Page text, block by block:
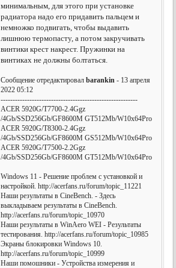
минимальным, для этого при установке
радиатора надо его придавить пальцем и
немножко подвигать, чтобы выдавить
лишнюю термопасту, а потом закручивать
винтики крест накрест. Пружинки на
винтиках не должны болтаться.
Сообщение отредактировалbarankin - 13 апреля
2022 05:12
---------------------------------------------------------
ACER 5920G/T7700-2.4Ggz
/4Gb/SSD256Gb/GF8600M GT512Mb/W10x64Pro
ACER 5920G/T8300-2.4Ggz
/4Gb/SSD256Gb/GF8600M GS512Mb/W10x64Pro
ACER 5920G/T7500-2.2Ggz
/4Gb/SSD256Gb/GF8600M GT512Mb/W10x64Pro
Windows 11 - Решение проблем с установкой и
настройкой. http://acerfans.ru/forum/topic_11221
Наши результаты в CineBench. - Здесь
выкладываем результаты в CineBench.
http://acerfans.ru/forum/topic_10970
Наши результаты в WinAero WEI - Результаты
тестирования. http://acerfans.ru/forum/topic_10985
Экраны блокировки Windows 10.
http://acerfans.ru/forum/topic_10999
Наши помошники - Устройства измерения и